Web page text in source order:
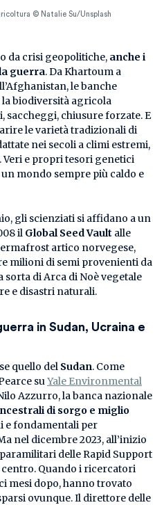
© Natalie Su/Unsplash
da crisi geopolitiche, anche i
guerra. Da Khartoum a
le banche
biodiversità agricola
saccheggi, chiusure forzate. E
le varietà tradizionali di
nei secoli a climi estremi,
Veri e propri tesori genetici
mondo sempre più caldo e
gli scienziati si affidano a un
il Global Seed Vault alle
artico norvegese,
milioni di semi provenienti da
sorta di Arca di Noè vegetale
e disastri naturali.
in Sudan, Ucraina e
quello del Sudan. Come
suYale Environmental
Azzurro, la banca nazionale
di sorgo e miglio
e fondamentali per
nel dicembre 2023, all’inizio
delle Rapid Support
Quando i ricercatori
mesi dopo, hanno trovato
ovunque. Il direttore delle